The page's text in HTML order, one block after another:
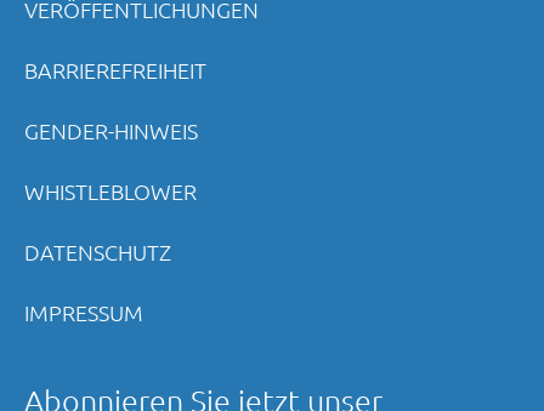
VERÖFFENTLICHUNGEN
BARRIEREFREIHEIT
GENDER-HINWEIS
WHISTLEBLOWER
DATENSCHUTZ
IMPRESSUM
Abonnieren Sie jetzt unser